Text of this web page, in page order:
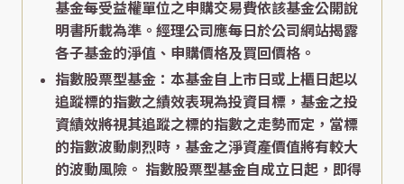
基金每受益權單位之申購交易費依該基金公開說
明書所載為準。經理公司應每日於公司網站揭露
各子基金的淨值、申購價格及買回價格。
指數股票型基金：本基金自上市日或上櫃日起以
追蹤標的指數之績效表現為投資目標，基金之投
資績效將視其追蹤之標的指數之走勢而定，當標
的指數波動劇烈時，基金之淨資產價值將有較大
的波動風險。 指數股票型基金自成立日起，即得